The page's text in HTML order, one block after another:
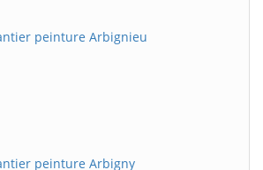
peinture Arbignieu
peinture Arbigny